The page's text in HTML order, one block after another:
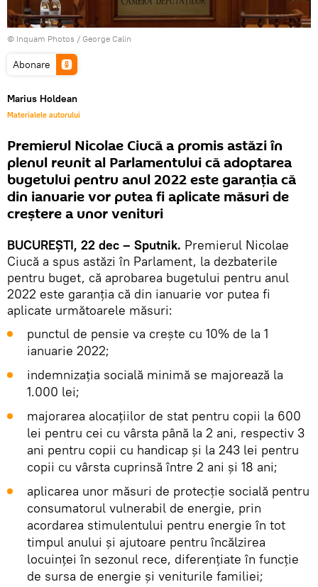
© Inquam Photos / George Calin
Abonare
Marius Holdean
Materialele autorului
Premierul Nicolae Ciucă a promis astăzi în
plenul reunit al Parlamentului că adoptarea
bugetului pentru anul 2022 este garanția că
din ianuarie vor putea fi aplicate măsuri de
creștere a unor venituri
BUCUREȘTI, 22 dec – Sputnik. Premierul Nicolae
Ciucă a spus astăzi în Parlament, la dezbaterile
pentru buget, că aprobarea bugetului pentru anul
2022 este garanția că din ianuarie vor putea fi
aplicate următoarele măsuri:
punctul de pensie va crește cu 10% de la 1
ianuarie 2022;
indemnizația socială minimă se majorează la
1.000 lei;
majorarea alocațiilor de stat pentru copii la 600
lei pentru cei cu vârsta până la 2 ani, respectiv 3
ani pentru copii cu handicap și la 243 lei pentru
copii cu vârsta cuprinsă între 2 ani și 18 ani;
aplicarea unor măsuri de protecție socială pentru
consumatorul vulnerabil de energie, prin
acordarea stimulentului pentru energie în tot
timpul anului și ajutoare pentru încălzirea
locuinței în sezonul rece, diferențiate în funcție
de sursa de energie și veniturile familiei;